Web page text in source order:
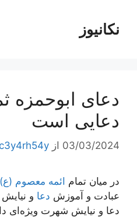
محتوانکانیوز
دعای ابوحمزه
دعایی است
03/03/2024 از
در میان تمام ائمه معصوم (ع)
عبادت و آموزش دعا و
دعا و نیایش شهرت ویژه‌ای